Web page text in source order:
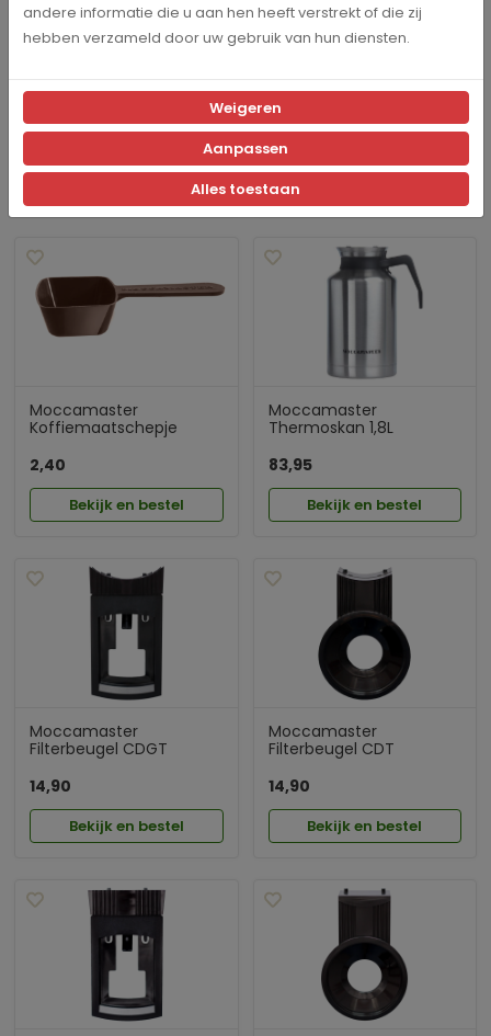
Moccamaster
Zwart
Moccamaster
Filterhouder wit hoge
rand
9,50
Moccamaster
Koffiemaatschepje
2,40
Bekijk en bestel
Moccamaster
Thermoskan 1,8L
83,95
Bekijk en bestel
Moccamaster
Filterbeugel CDGT
14,90
Bekijk en bestel
Moccamaster
Filterbeugel CDT
14,90
Bekijk en bestel
andere informatie die u aan hen heeft verstrekt of die zij
hebben verzameld door uw gebruik van hun diensten.
Weigeren
Aanpassen
Alles toestaan